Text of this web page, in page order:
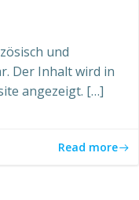
und
Der Inhalt wird in
angezeigt. […]
Read more